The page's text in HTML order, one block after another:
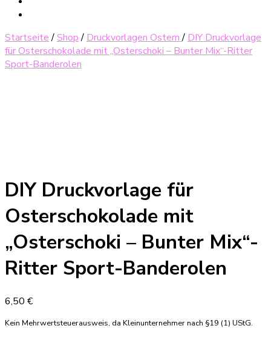
Startseite /Shop / Druckvorlagen Ostern/ DIY Druckvorlage
für Osterschokolade mit „Osterschoki – Bunter Mix“-Ritter
Sport-Banderolen
DIY Druckvorlage für
Osterschokolade mit
„Osterschoki – Bunter Mix“-
Ritter Sport-Banderolen
6,50 €
Kein Mehrwertsteuerausweis, da Kleinunternehmer nach §19 (1) UStG.